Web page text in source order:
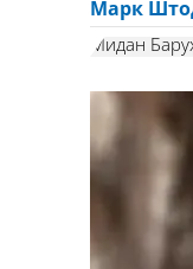
Марк
Мидан